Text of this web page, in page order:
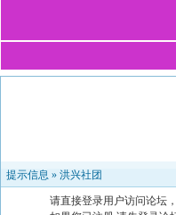
提示信息 » 洪兴社团
请直接登录用户访问论坛